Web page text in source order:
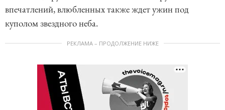
впечатлений, влюбленных также ждет ужин под
куполом звездного неба.
РЕКЛАМА – ПРОДОЛЖЕНИЕ НИЖЕ